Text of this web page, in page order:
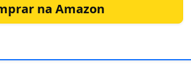
na Amazon